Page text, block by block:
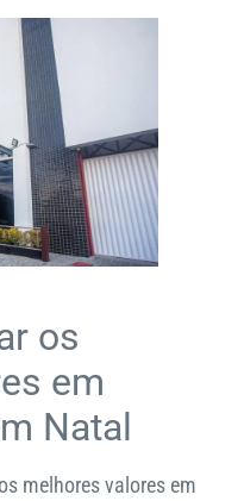
os
em
Natal
melhores valores em